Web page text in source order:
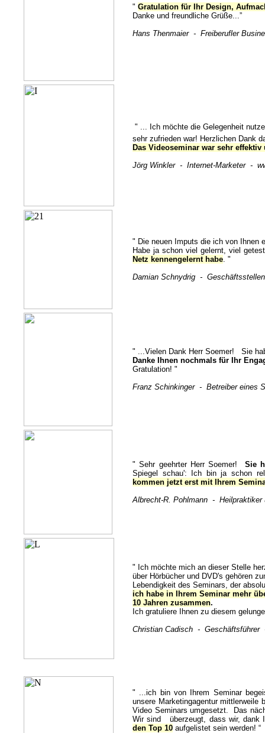
" Gratulation für Ihr Design,
Danke und freundliche Grüße...”
Hans Thenmaier - Freiberufler
" ... Ich möchte die Gelegenheit
sehr zufrieden war! Herzlichen Dank
Das Videoseminar war sehr
Jörg Winkler - Internet-Marketer -
" Die neuen Imputs die ich von Ihnen
Habe ja schon viel gelernt, viel
Netz kennengelernt habe. "
Damian Schnydrig -
" ...Vielen Dank Herr Soemer! Sie
Danke Ihnen nochmals für Ihr
Gratulation! "
Franz Schinkinger - Betreiber eines
" Sehr geehrter Herr Soemer! Sie
Spiegel schau': Ich bin ja schon
kommen jetzt erst mit Ihrem
Albrecht-R. Pohlmann -
" Ich möchte mich an dieser Stelle
über Hörbücher und DVD's gehören
Lebendigkeit des Seminars, der
ich habe in Ihrem Seminar mehr
10 Jahren zusammen.
Ich gratuliere Ihnen zu diesem
Christian Cadisch - Geschäftsführer
" ...ich bin von Ihrem Seminar
unsere Marketingagentur mittlerweile
Video Seminars umgesetzt. Das
Wir sind überzeugt, dass wir, dank
den Top 10 aufgelistet sein